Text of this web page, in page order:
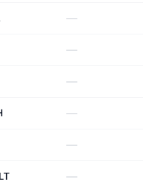
—
—
—
—
—
—